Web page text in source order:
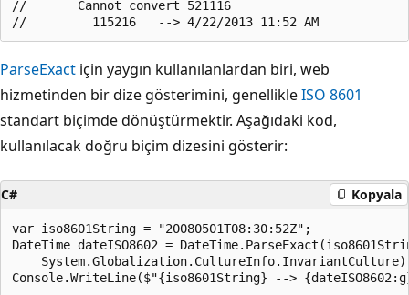
//       Cannot convert 521116
ParseExact için yaygın kullanılanlardan biri, web
hizmetinden bir dize gösterimini, genellikleISO 8601
standart biçimde dönüştürmektir. Aşağıdaki kod,
kullanılacak doğru biçim dizesini gösterir:
C# Kopyala
var iso8601String = "20080501T08:30:52Z";
DateTime dateISO8602 =